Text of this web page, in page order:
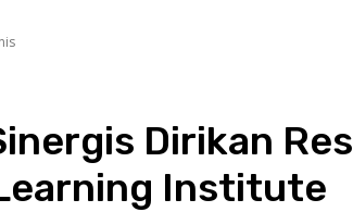
Dirikan
Institute